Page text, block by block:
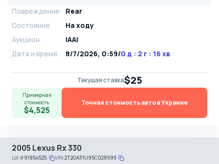
Повреждение
Rear
Состояние
На ходу
Аукцион
IAAI
Дата и время
8/7/2026, 0:59/0 д : 2 г : 16 хв
Текущая ставка$25
Примерная
стоимость
$4,525
Точная стоимость авто в Украине
2005 Lexus Rx 330
Lot#91854525 VIN:2T2GA31U95C028595